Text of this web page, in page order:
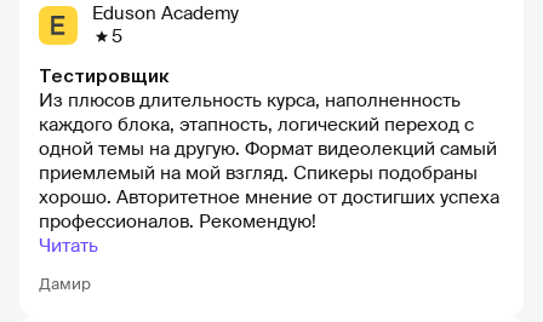
Eduson Academy
5
Дамир
Тестировщик
Из плюсов длительность курса, наполненность
каждого блока, этапность, логический переход с
одной темы на другую. Формат видеолекций самый
приемлемый на мой взгляд. Спикеры подобраны
хорошо. Авторитетное мнение от достигших успеха
профессионалов. Рекомендую!
Читать